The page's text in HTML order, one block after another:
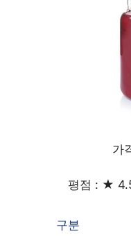
가
평점 : ★
구분